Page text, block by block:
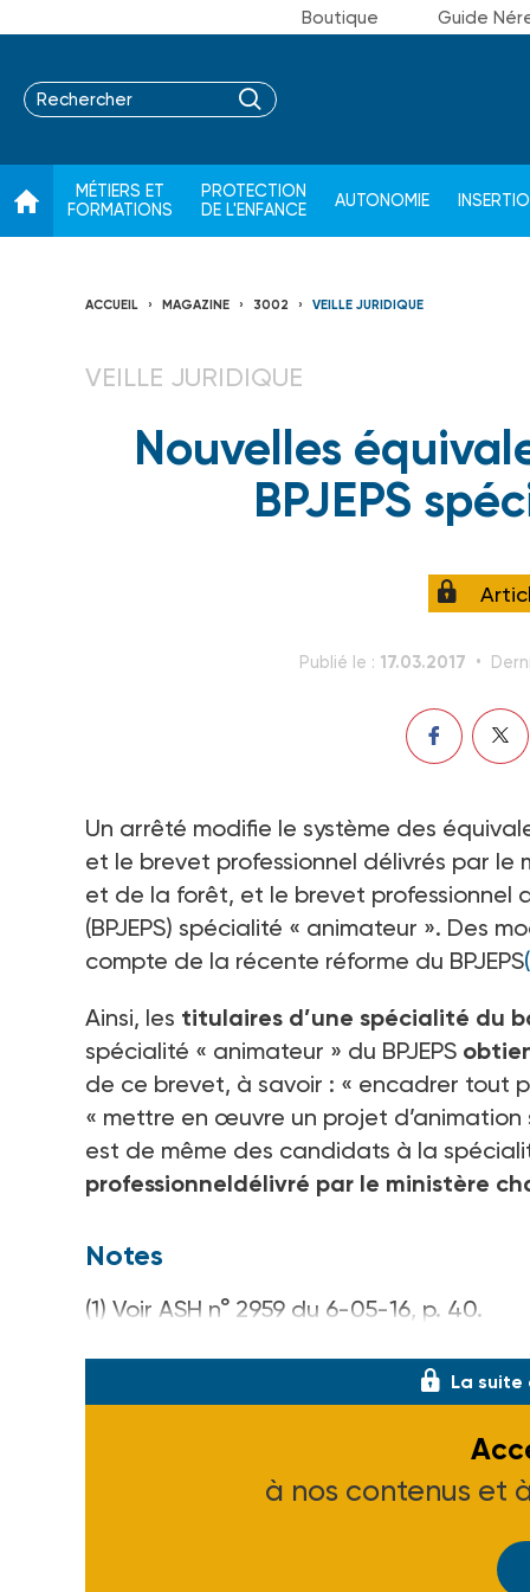
Boutique Guide
MÉTIERS ET
FORMATIONS
PROTECTION
DE L'ENFANCE
AUTONOMIE
ACCUEIL MAGAZINE 3002 VEILLE JURIDIQUE
VEILLE JURIDIQUE
Nouvelles
BPJEPS
Publié le : 17.03.2017
Un arrêté modifie le système des
et le brevet professionnel délivrés par le
et de la forêt, et le brevet professionnel
(BPJEPS) spécialité « animateur ». Des
compte de la récente réforme du BPJEPS
Ainsi, les titulaires d’une spécialité du
spécialité « animateur » du BPJEPS
de ce brevet, à savoir : « encadrer tout
« mettre en œuvre un projet d’animation
est de même des candidats à la
professionneldélivré par le ministère
Notes
(1) Voir ASH n° 2959 du 6-05-16, p. 40.
La suite
à nos contenus et